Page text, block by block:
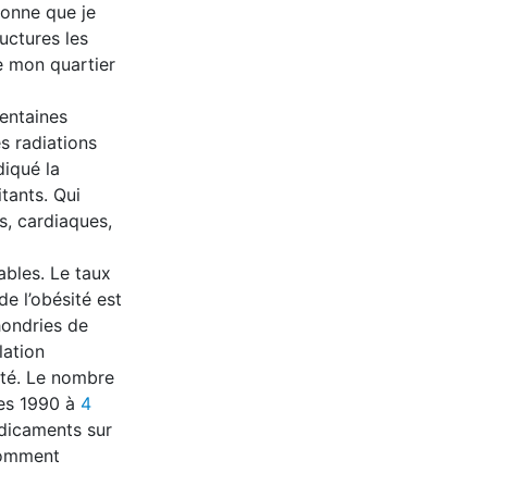
que je
les
mon quartier
radiations
la
Qui
cardiaques,
Le taux
l’obésité est
de
Le nombre
1990 à 4
sur